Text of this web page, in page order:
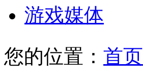
游戏媒体
您的位置： 首页